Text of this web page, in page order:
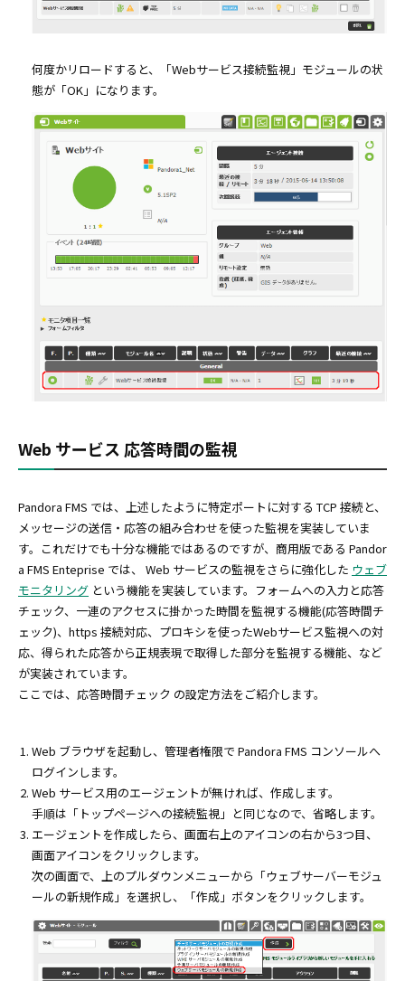
何度かリロードすると、「Webサービス接続監視」モジュールの状
態が「OK」になります。
Web サービス 応答時間の監視
Pandora FMS では、上述したように特定ポートに対する TCP 接続と、
メッセージの送信・応答の組み合わせを使った監視を実装していま
す。これだけでも十分な機能ではあるのですが、商用版である Pandor
a FMS Enteprise では、 Web サービスの監視をさらに強化した ウェブ
モニタリング という機能を実装しています。フォームへの入力と応答
チェック、一連のアクセスに掛かった時間を監視する機能(応答時間チ
ェック)、https 接続対応、プロキシを使ったWebサービス監視への対
応、得られた応答から正規表現で取得した部分を監視する機能、など
が実装されています。
ここでは、応答時間チェック の設定方法をご紹介します。
Web ブラウザを起動し、管理者権限で Pandora FMS コンソールへ
ログインします。
Web サービス用のエージェントが無ければ、作成します。
手順は「トップページへの接続監視」と同じなので、省略します。
エージェントを作成したら、画面右上のアイコンの右から3つ目、
画面アイコンをクリックします。
次の画面で、上のプルダウンメニューから「ウェブサーバーモジュ
ールの新規作成」を選択し、「作成」ボタンをクリックします。